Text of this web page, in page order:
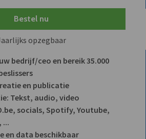
Bestel nu
opzegbaar
bedrijf/ceo en bereik 35.000
en publicatie
Tekst, audio, video
socials, Spotify, Youtube,
...
en data beschikbaar